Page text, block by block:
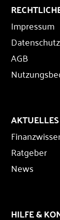
Impressum
Datenschutz
AGB
Ratgeber
News
HILFE &